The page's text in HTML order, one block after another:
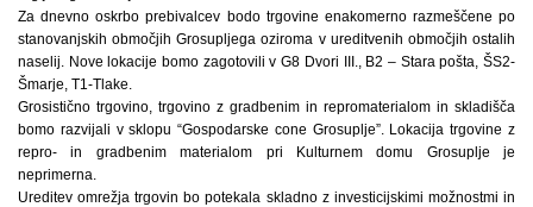
Za dnevno oskrbo prebivalcev bodo trgovine enakomerno razmeščene po
stanovanjskih območjih Grosupljega oziroma v ureditvenih območjih ostalih
naselij. Nove lokacije bomo zagotovili v G8 Dvori III., B2 – Stara pošta, ŠS2-
Šmarje, T1-Tlake.
Grosistično trgovino, trgovino z gradbenim in repromaterialom in skladišča
bomo razvijali v sklopu “Gospodarske cone Grosuplje”. Lokacija trgovine z
repro- in gradbenim materialom pri Kulturnem domu Grosuplje je
neprimerna.
Ureditev omrežja trgovin bo potekala skladno z investicijskimi možnostmi in